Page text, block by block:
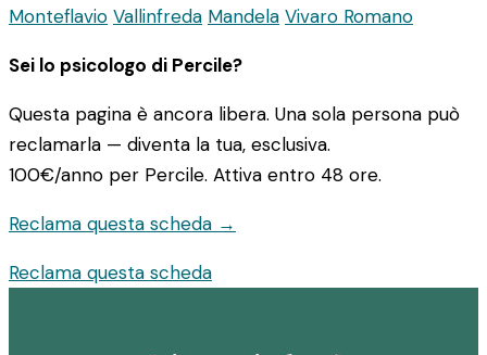
Monteflavio Vallinfreda Mandela Vivaro Romano
Sei lo psicologo di Percile?
Questa pagina è ancora libera. Una sola persona può
reclamarla — diventa la tua, esclusiva.
100€/anno per Percile. Attiva entro 48 ore.
Reclama questa scheda →
Reclama questa scheda